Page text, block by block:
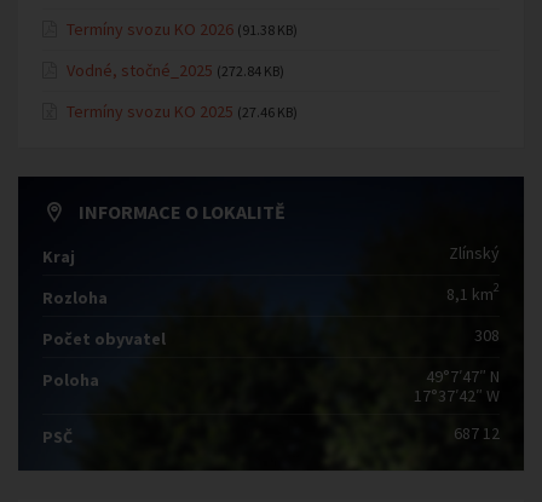
Termíny svozu KO 2026 (91.38 KB)
Vodné, stočné_2025 (272.84 KB)
Termíny svozu KO 2025 (27.46 KB)
INFORMACE O LOKALITĚ
Kraj Zlínský
Rozloha 8,1 km2
Počet obyvatel 308
Poloha
49°7′47″ N
17°37′42″ W
PSČ
687 12